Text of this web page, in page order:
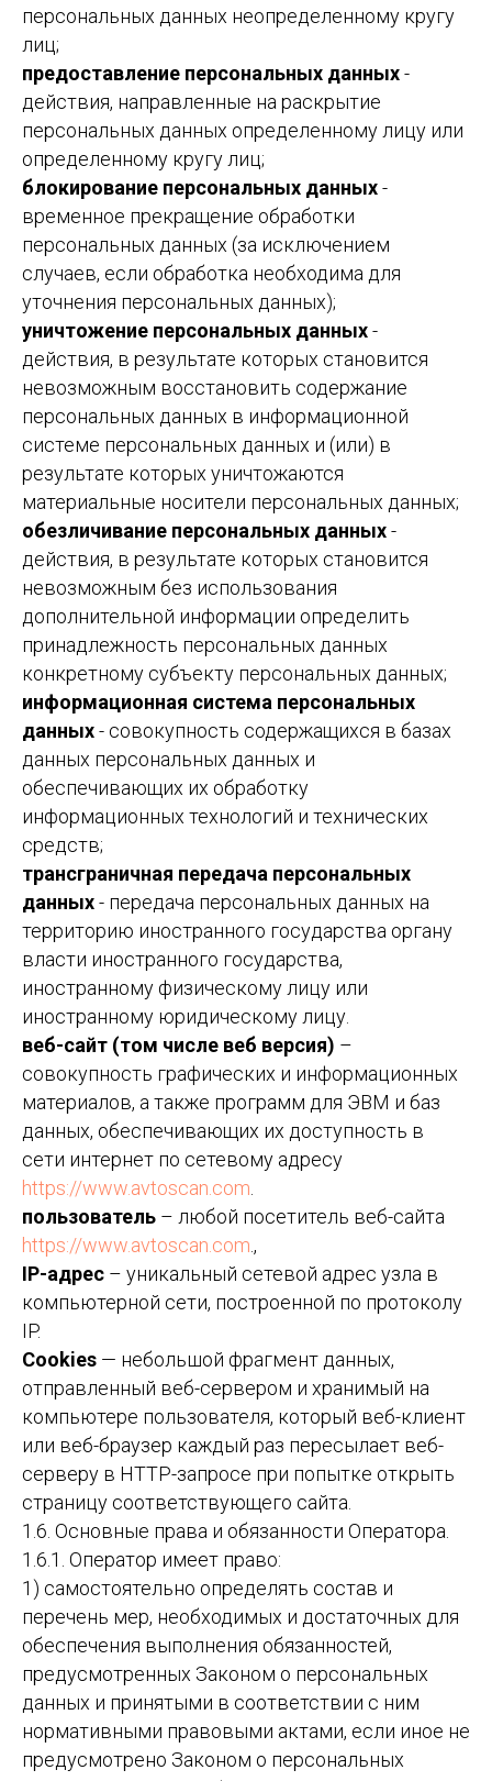
персональных данных неопределенному кругу
лиц;
предоставление персональных данных-
действия, направленные на раскрытие
персональных данных определенному лицу или
определенному кругу лиц;
блокирование персональных данных-
временное прекращение обработки
персональных данных (за исключением
случаев, если обработка необходима для
уточнения персональных данных);
уничтожение персональных данных-
действия, в результате которых становится
невозможным восстановить содержание
персональных данных в информационной
системе персональных данных и (или) в
результате которых уничтожаются
материальные носители персональных данных;
обезличивание персональных данных-
действия, в результате которых становится
невозможным без использования
дополнительной информации определить
принадлежность персональных данных
конкретному субъекту персональных данных;
информационная система персональных
данных- совокупность содержащихся в базах
данных персональных данных и
обеспечивающих их обработку
информационных технологий и технических
средств;
трансграничная передача персональных
данных- передача персональных данных на
территорию иностранного государства органу
власти иностранного государства,
иностранному физическому лицу или
иностранному юридическому лицу.
веб-сайт (том числе веб версия) –
совокупность графических и информационных
материалов, а также программ для ЭВМ и баз
данных, обеспечивающих их доступность в
сети интернет по сетевому адресу
https://www.avtoscan.com
пользователь – любой посетитель веб-сайта
https://www.avtoscan.com.,
IP-адрес – уникальный сетевой адрес узла в
компьютерной сети, построенной по протоколу
IP.
Cookies — небольшой фрагмент данных,
отправленный веб-сервером и хранимый на
компьютере пользователя, который веб-клиент
или веб-браузер каждый раз пересылает веб-
серверу в HTTP-запросе при попытке открыть
страницу соответствующего сайта.
1.6. Основные права и обязанности Оператора.
1.6.1. Оператор имеет право:
1) самостоятельно определять состав и
перечень мер, необходимых и достаточных для
обеспечения выполнения обязанностей,
предусмотренных Законом о персональных
данных и принятыми в соответствии с ним
нормативными правовыми актами, если иное не
предусмотрено Законом о персональных